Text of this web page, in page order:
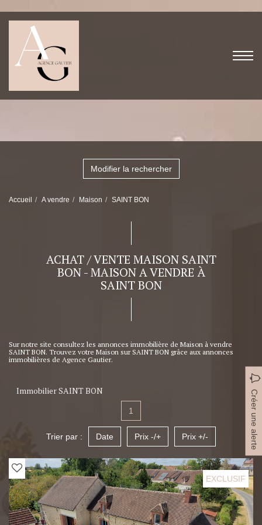
Modifier la rechercher
Accueil A vendre Maison SAINT BON
ACHAT / VENTE MAISON SAINT
BON - MAISON A VENDRE À
SAINT BON
Sur notre site consultez les annonces immobilière de Maison à vendre
SAINT BON. Trouvez votre Maison sur SAINT BON grâce aux annonces
immobilières de Agence Gautier.
Immobilier SAINT BON Créer une alerte
1
Trier par : Date Prix -/+ Prix +/-
EXCLUSIF